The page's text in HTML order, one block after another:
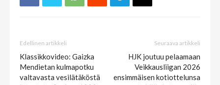
Edellinen artikkeli
Klassikkovideo: Gaizka
Mendietan kulmapotku
valtavasta vesilätäköstä
Seuraava artikkeli
HJK joutuu pelaamaan
Veikkausliigan 2026
ensimmäisen kotiottelunsa